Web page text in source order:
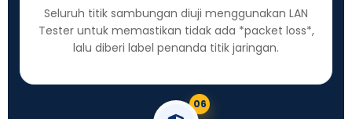
Seluruh titik sambungan diuji menggunakan LAN
Tester untuk memastikan tidak ada *packet loss*,
lalu diberi label penanda titik jaringan.
06